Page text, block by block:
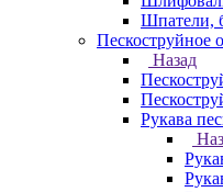
Шпатели,
Пескоструйное
Назад
Рукава